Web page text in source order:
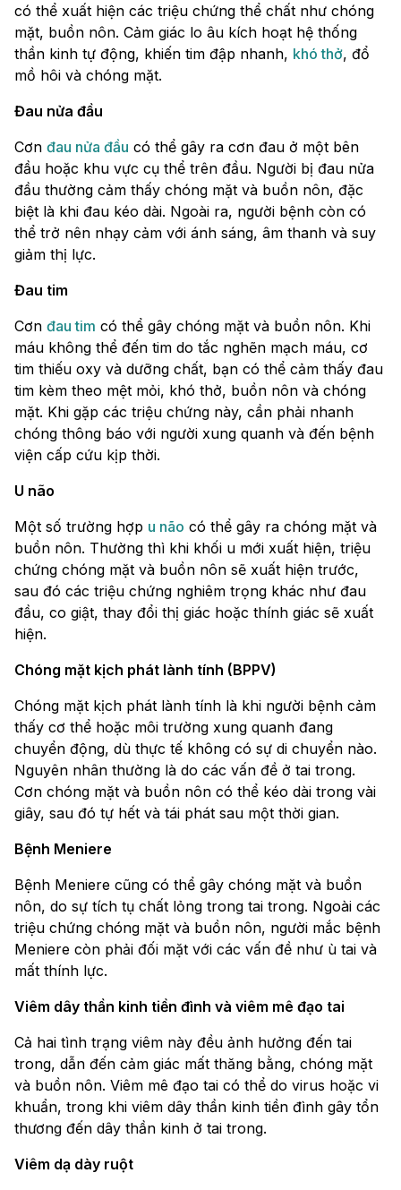
có thể xuất hiện các triệu chứng thể chất như chóng
mặt, buồn nôn. Cảm giác lo âu kích hoạt hệ thống
thần kinh tự động, khiến tim đập nhanh, khó thở, đổ
mồ hôi và chóng mặt.
Đau nửa đầu
Cơn đau nửa đầu có thể gây ra cơn đau ở một bên
đầu hoặc khu vực cụ thể trên đầu. Người bị đau nửa
đầu thường cảm thấy chóng mặt và buồn nôn, đặc
biệt là khi đau kéo dài. Ngoài ra, người bệnh còn có
thể trở nên nhạy cảm với ánh sáng, âm thanh và suy
giảm thị lực.
Đau tim
Cơn đau tim có thể gây chóng mặt và buồn nôn. Khi
máu không thể đến tim do tắc nghẽn mạch máu, cơ
tim thiếu oxy và dưỡng chất, bạn có thể cảm thấy đau
tim kèm theo mệt mỏi, khó thở, buồn nôn và chóng
mặt. Khi gặp các triệu chứng này, cần phải nhanh
chóng thông báo với người xung quanh và đến bệnh
viện cấp cứu kịp thời.
U não
Một số trường hợp u não có thể gây ra chóng mặt và
buồn nôn. Thường thì khi khối u mới xuất hiện, triệu
chứng chóng mặt và buồn nôn sẽ xuất hiện trước,
sau đó các triệu chứng nghiêm trọng khác như đau
đầu, co giật, thay đổi thị giác hoặc thính giác sẽ xuất
hiện.
Chóng mặt kịch phát lành tính (BPPV)
Chóng mặt kịch phát lành tính là khi người bệnh cảm
thấy cơ thể hoặc môi trường xung quanh đang
chuyển động, dù thực tế không có sự di chuyển nào.
Nguyên nhân thường là do các vấn đề ở tai trong.
Cơn chóng mặt và buồn nôn có thể kéo dài trong vài
giây, sau đó tự hết và tái phát sau một thời gian.
Bệnh Meniere
Bệnh Meniere cũng có thể gây chóng mặt và buồn
nôn, do sự tích tụ chất lỏng trong tai trong. Ngoài các
triệu chứng chóng mặt và buồn nôn, người mắc bệnh
Meniere còn phải đối mặt với các vấn đề như ù tai và
mất thính lực.
Viêm dây thần kinh tiền đình và viêm mê đạo tai
Cả hai tình trạng viêm này đều ảnh hưởng đến tai
trong, dẫn đến cảm giác mất thăng bằng, chóng mặt
và buồn nôn. Viêm mê đạo tai có thể do virus hoặc vi
khuẩn, trong khi viêm dây thần kinh tiền đình gây tổn
thương đến dây thần kinh ở tai trong.
Viêm dạ dày ruột